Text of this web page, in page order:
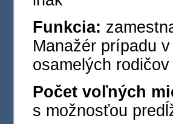
Funkcia:
Manažér prípadu
osamelých
Počet voľných
s možnosťou